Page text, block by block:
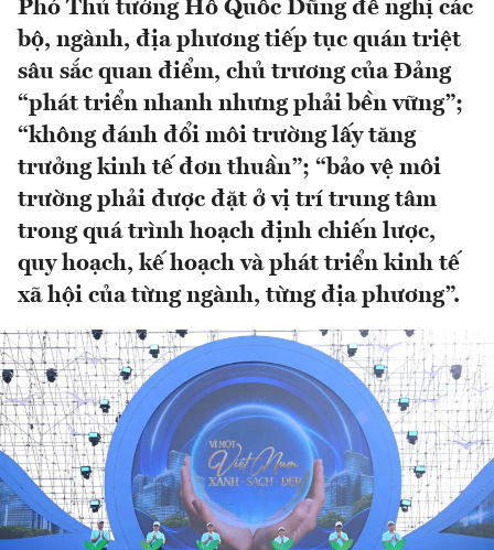
Phó Thủ tướng Hồ Quốc Dũng đề nghị các
bộ, ngành, địa phương tiếp tục quán triệt
sâu sắc quan điểm, chủ trương của Đảng
“phát triển nhanh nhưng phải bền vững”;
“không đánh đổi môi trường lấy tăng
trưởng kinh tế đơn thuần”; “bảo vệ môi
trường phải được đặt ở vị trí trung tâm
trong quá trình hoạch định chiến lược,
quy hoạch, kế hoạch và phát triển kinh tế
xã hội của từng ngành, từng địa phương”.